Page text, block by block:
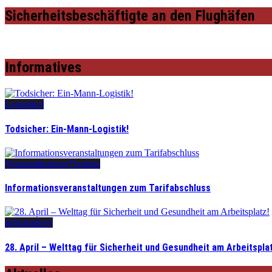
Sicherheitsbeschäftigte an den Flughäfen
Informatives
Leitartikel
Todsicher: Ein-Mann-Logistik!
Veranstaltungen/Termine
Informationsveranstaltungen zum Tarifabschluss
Informatives
28. April – Welttag für Sicherheit und Gesundheit am